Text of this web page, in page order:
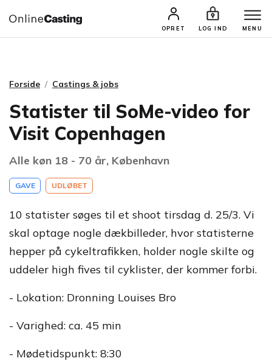
OPRET LOG IND MENU
CASTINGS & JOBS SØG PROFIL
Forside Castings & jobs
Statister til SoMe-video for
Visit Copenhagen
Alle køn 18 - 70 år, København
GAVE UDLØBET
10 statister søges til et shoot tirsdag d. 25/3. Vi
skal optage nogle dækbilleder, hvor statisterne
hepper på cykeltrafikken, holder nogle skilte og
uddeler high fives til cyklister, der kommer forbi.
- Lokation: Dronning Louises Bro
- Varighed: ca. 45 min
- Mødetidspunkt: 8:30